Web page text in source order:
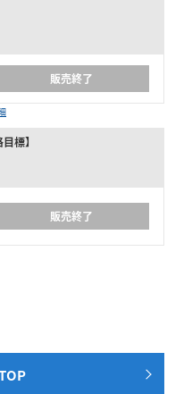
販売終了
標】
販売終了